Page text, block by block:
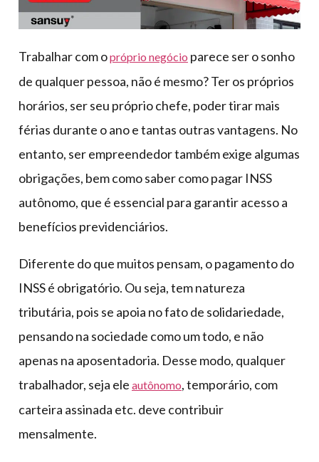
Trabalhar com opróprio negócio parece ser o sonho
de qualquer pessoa, não é mesmo? Ter os próprios
horários, ser seu próprio chefe, poder tirar mais
férias durante o ano e tantas outras vantagens. No
entanto, ser empreendedor também exige algumas
obrigações, bem como saber como pagar INSS
autônomo, que é essencial para garantir acesso a
benefícios previdenciários.
Diferente do que muitos pensam, o pagamento do
INSS é obrigatório. Ou seja, tem natureza
tributária, pois se apoia no fato de solidariedade,
pensando na sociedade como um todo, e não
apenas na aposentadoria. Desse modo, qualquer
trabalhador, seja ele autônomo, temporário, com
carteira assinada etc. deve contribuir
mensalmente.